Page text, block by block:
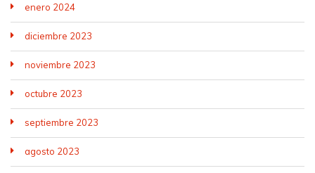
enero 2024
diciembre 2023
noviembre 2023
octubre 2023
septiembre 2023
agosto 2023